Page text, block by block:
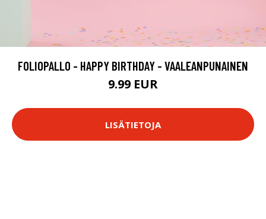
FOLIOPALLO - HAPPY BIRTHDAY - VAALEANPUNAINEN
9.99 EUR
LISÄTIETOJA